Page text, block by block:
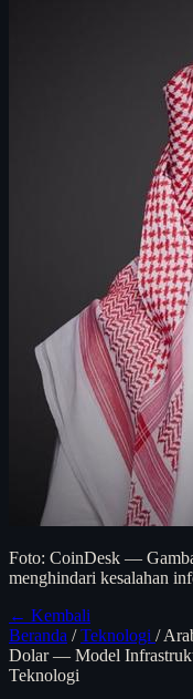
Foto: CoinDesk —
menghindari kesalahan
← Kembali
Beranda / Teknologi /
Dolar — Model
Teknologi